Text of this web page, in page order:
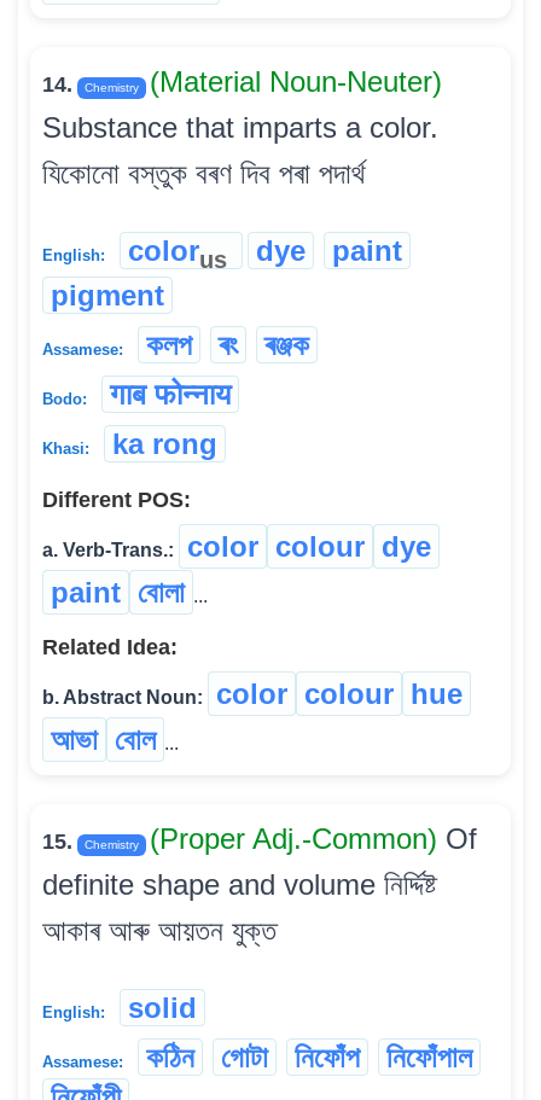
14. Chemistry
(Material Noun-Neuter)
Substance that imparts a color.
যিকোনো বস্তুক বৰণ দিব পৰা পদাৰ্থ
English: colorus dye
paint
pigment
Assamese: কলপ ৰং ৰঞ্জক
Bodo: गाब फोन्नाय
Khasi: ka rong
Different POS:
a. Verb-Trans.: color colour dye
paint বোলা ...
Related Idea:
b. Abstract Noun: color colour hue
আভা বোল ...
15. Chemistry (Proper Adj.-Common) Of
definite shape and volume নিৰ্দ্দিষ্ট
আকাৰ আৰু আয়তন যুক্ত
English: solid
Assamese: কঠিন গোটা নিফোঁপ
নিফোঁপাল